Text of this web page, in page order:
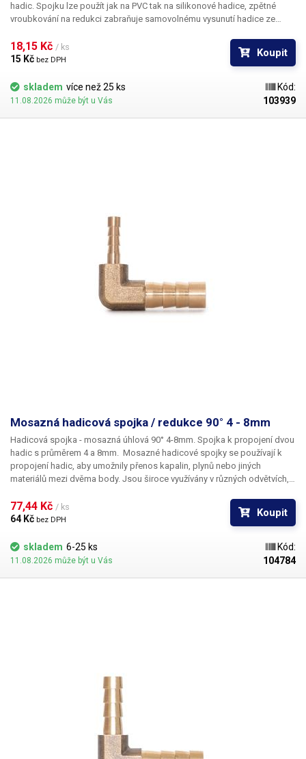
hadic. Spojku lze použít jak na PVC tak na silikonové hadice, zpětné
vroubkování na redukci zabraňuje samovolnému vysunutí hadice ze
41mm Váha: 1g
18,15 Kč / ks
15 Kč bez DPH
Koupit
skladem více než 25 ks
11.08.2026 může být u Vás
Kód:
103939
Mosazná hadicová spojka / redukce 90° 4 - 8mm
Hadicová spojka - mosazná úhlová 90° 4-8mm. Spojka k propojení dvou
hadic s průměrem 4 a 8mm.
propojení hadic, aby umožnily přenos kapalin, plynů nebo jiných
materiálů mezi dvěma body. Jsou široce využívány v různých odvětvích,
Hlavní výhody mosazných spojek jsou jejich odolnost vůči korozi,
vysoká pevnost a dlouhá životnost. Jsou vhodné pro použití v náročných
opotřebení. Nástrčné hadicové spojky jsou svým způsobem připojení
vhodné pro nízkotlaké hadicové rozvody.
mosazná spojka 1ks.
77,44 Kč / ks
64 Kč bez DPH
Koupit
skladem 6-25 ks
11.08.2026 může být u Vás
Kód:
104784